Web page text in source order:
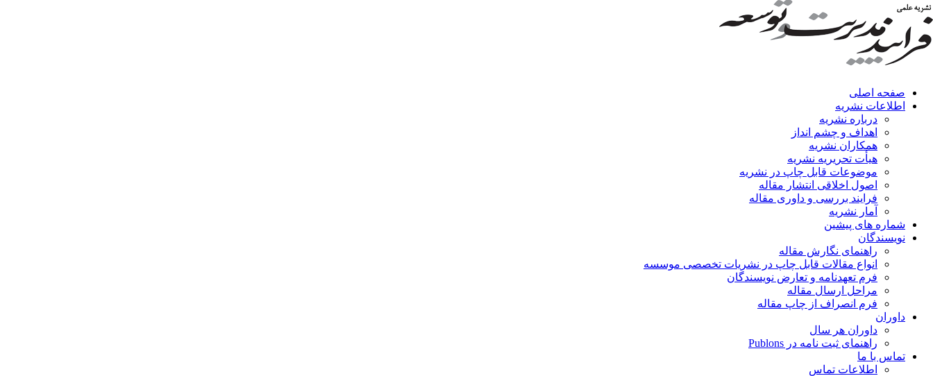
صفحه اصلی
اطلاعات نشریه
درباره نشریه
اهداف و چشم انداز
همکاران نشریه
هیأت تحریریه نشریه
موضوعات قابل چاپ در نشریه
اصول اخلاقی انتشار مقاله
فرایند بررسی و داوری مقاله
آمار نشریه
شماره های پیشین
نویسندگان
راهنمای نگارش مقاله
انواع مقالات قابل چاپ در نشریات تخصصی موسسه
فرم تعهدنامه و تعارض نویسندگان
مراحل ارسال مقاله
فرم انصراف از چاپ مقاله
داوران
داوران هر سال
راهنمای ثبت نامه در Publons
تماس با ما
اطلاعات تماس